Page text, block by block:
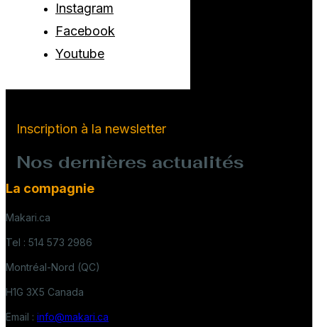
Instagram
Facebook
Youtube
Inscription à la newsletter
Nos dernières actualités
La compagnie
Makari.ca
Tel : 514 573 2986
Montréal-Nord (QC)
H1G 3X5 Canada
Email : info@makari.ca